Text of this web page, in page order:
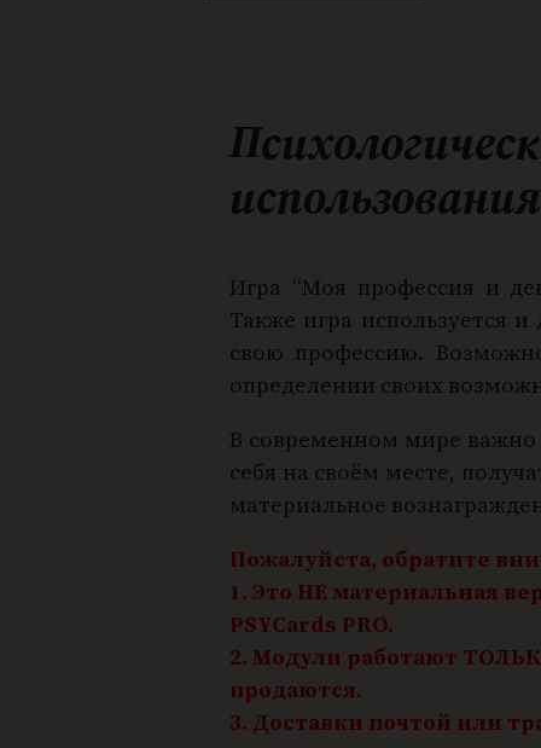
Игра “Моя профессия и
Также игра используется
свою профессию.
определении своих
В современном мире важно
себя на своём месте,
материальное
Пожалуйста, обратите
1. Это НЕ материальная
PSYCards PRO.
2. Модули работают
продаются.
3. Доставки почтой или